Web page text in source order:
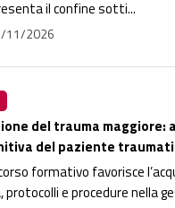
il confine sotti...
11/2026
del trauma maggiore:
del paziente
formativo favorisce
protocolli e procedure nella